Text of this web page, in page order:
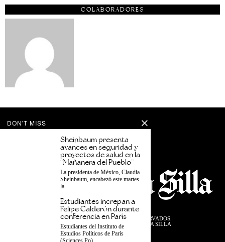
COLABORADORES
2026TODOS LOS DERECHOS RESERVADOS.
DISEÑADO POR EL EQUIPO DESDE LA SILLA
PRIVACIDAD TÉRMINOS
DON'T MISS
Sheinbaum presenta
avances en seguridad y
proyectos de salud en la
“Mañanera del Pueblo”
La presidenta de México, Claudia
Sheinbaum, encabezó este martes
la
Estudiantes increpan a
Felipe Calderón durante
conferencia en París
Estudiantes del Instituto de
Estudios Políticos de París
(Sciences Po)